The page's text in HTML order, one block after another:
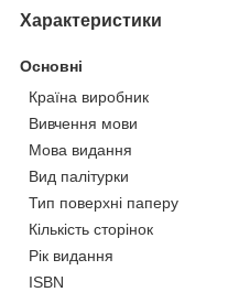
Характеристики
Основні
Країна виробник
Вивчення мови
Мова видання
Вид палітурки
Тип поверхні паперу
Кількість сторінок
Рік видання
ISBN